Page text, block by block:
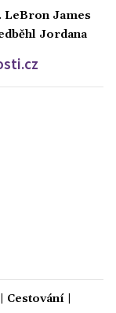
LeBron James
Jordana
Cestování|